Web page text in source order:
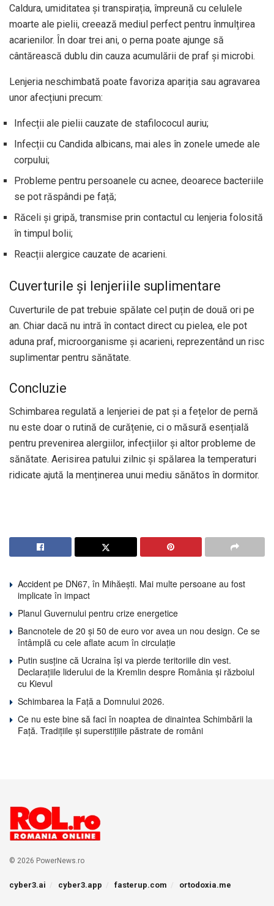
Caldura, umiditatea și transpirația, împreună cu celulele
moarte ale pielii, creează mediul perfect pentru înmulțirea
acarienilor. În doar trei ani, o perna poate ajunge să
cântărească dublu din cauza acumulării de praf și microbi.
Lenjeria neschimbată poate favoriza apariția sau agravarea
unor afecțiuni precum:
Infecții ale pielii cauzate de stafilococul auriu;
Infecții cu Candida albicans, mai ales în zonele umede ale
corpului;
Probleme pentru persoanele cu acnee, deoarece bacteriile
se pot răspândi pe față;
Răceli și gripă, transmise prin contactul cu lenjeria folosită
în timpul bolii;
Reacții alergice cauzate de acarieni.
Cuverturile și lenjeriile suplimentare
Cuverturile de pat trebuie spălate cel puțin de două ori pe
an. Chiar dacă nu intră în contact direct cu pielea, ele pot
aduna praf, microorganisme și acarieni, reprezentând un risc
suplimentar pentru sănătate.
Concluzie
Schimbarea regulată a lenjeriei de pat și a fețelor de pernă
nu este doar o rutină de curățenie, ci o măsură esențială
pentru prevenirea alergiilor, infecțiilor și altor probleme de
sănătate. Aerisirea patului zilnic și spălarea la temperaturi
ridicate ajută la menținerea unui mediu sănătos în dormitor.
Accident pe DN67, în Mihăești. Mai multe persoane au fost
implicate în impact
Planul Guvernului pentru crize energetice
Bancnotele de 20 și 50 de euro vor avea un nou design. Ce se
întâmplă cu cele aflate acum în circulație
Putin susține că Ucraina își va pierde teritoriile din vest.
Declarațiile liderului de la Kremlin despre România și războiul
cu Kievul
Schimbarea la Față a Domnului 2026.
Ce nu este bine să faci în noaptea de dinaintea Schimbării la
Față. Tradițiile și superstițiile păstrate de români
© 2026 PowerNews.ro
cyber3.ai cyber3.app fasterup.com ortodoxia.me